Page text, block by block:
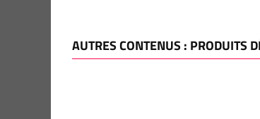
AUTRES CONTENUS : PRODUITS